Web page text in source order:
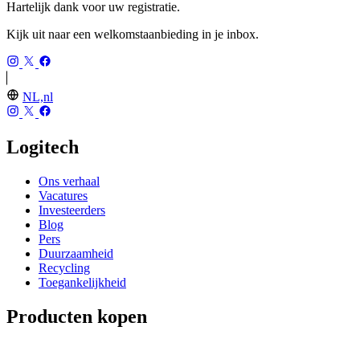
Hartelijk dank voor uw registratie.
Kijk uit naar een welkomstaanbieding in je inbox.
NL,nl
Logitech
Ons verhaal
Vacatures
Investeerders
Blog
Pers
Duurzaamheid
Recycling
Toegankelijkheid
Producten kopen